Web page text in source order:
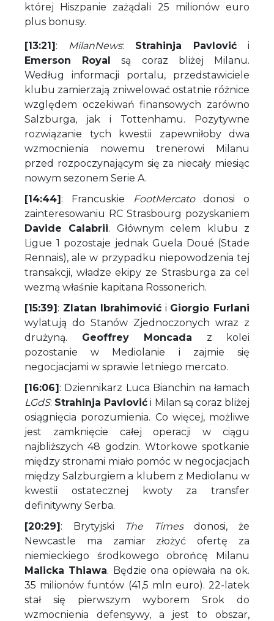
której Hiszpanie zażądali 25 milionów euro
plus bonusy.
[13:21]: MilanNews: Strahinja Pavlović i
Emerson Royal są coraz bliżej Milanu.
Według informacji portalu, przedstawiciele
klubu zamierzają zniwelować ostatnie różnice
względem oczekiwań finansowych zarówno
Salzburga, jak i Tottenhamu. Pozytywne
rozwiązanie tych kwestii zapewniłoby dwa
wzmocnienia nowemu trenerowi Milanu
przed rozpoczynającym się za niecały miesiąc
nowym sezonem Serie A.
[14:44]: Francuskie FootMercatodonosi o
zainteresowaniu RC Strasbourg pozyskaniem
Davide Calabrii. Głównym celem klubu z
Ligue 1 pozostaje jednak Guela Doué (Stade
Rennais), ale w przypadku niepowodzenia tej
transakcji, władze ekipy ze Strasburga za cel
wezmą właśnie kapitana Rossonerich.
[15:39]: Zlatan Ibrahimović i Giorgio Furlani
wylatują do Stanów Zjednoczonych wraz z
drużyną. Geoffrey Moncada z kolei
pozostanie w Mediolanie i zajmie się
negocjacjami w sprawie letniego mercato.
[16:06]: Dziennikarz Luca Bianchin na łamach
LGdS: Strahinja Pavlović i Milan są coraz bliżej
osiągnięcia porozumienia. Co więcej, możliwe
jest zamknięcie całej operacji w ciągu
najbliższych 48 godzin. Wtorkowe spotkanie
między stronami miało pomóc w negocjacjach
między Salzburgiem a klubem z Mediolanu w
kwestii ostatecznej kwoty za transfer
definitywny Serba.
[20:29]: Brytyjski The Timesdonosi, że
Newcastle ma zamiar złożyć ofertę za
niemieckiego środkowego obrońcę Milanu
Malicka Thiawa. Będzie ona opiewała na ok.
35 milionów funtów (41,5 mln euro). 22-latek
stał się pierwszym wyborem Srok do
wzmocnienia defensywy, a jest to obszar,